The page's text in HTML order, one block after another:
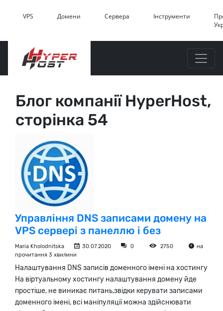
VPS Домени Сервера Інструменти
Блог компанії HyperHost,
сторінка 54
Управління DNS записами домену на
VPS сервері з панеллю і без
Maria Kholodnitska 30.07.2020 0 2750
на
прочитання 3 хвилини
Налаштування DNS записів доменного імені на хостингу
На віртуальному хостингу налаштування домену йде
простіше, не виникає питань,звідки керувати записами
доменного імені, всі маніпуляції можна здійснювати